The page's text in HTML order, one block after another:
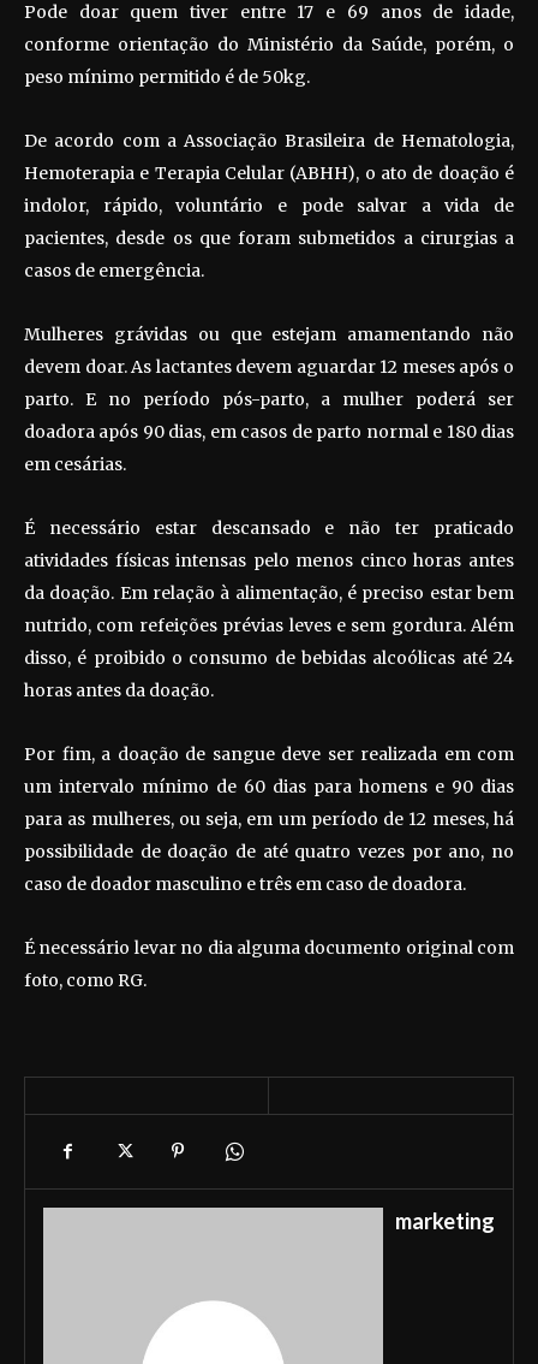
Pode doar quem tiver entre 17 e 69 anos de idade,
conforme orientação do Ministério da Saúde, porém, o
peso mínimo permitido é de 50kg.
De acordo com a Associação Brasileira de Hematologia,
Hemoterapia e Terapia Celular (ABHH), o ato de doação é
indolor, rápido, voluntário e pode salvar a vida de
pacientes, desde os que foram submetidos a cirurgias a
casos de emergência.
Mulheres grávidas ou que estejam amamentando não
devem doar. As lactantes devem aguardar 12 meses após o
parto. E no período pós-parto, a mulher poderá ser
doadora após 90 dias, em casos de parto normal e 180 dias
em cesárias.
É necessário estar descansado e não ter praticado
atividades físicas intensas pelo menos cinco horas antes
da doação. Em relação à alimentação, é preciso estar bem
nutrido, com refeições prévias leves e sem gordura. Além
disso, é proibido o consumo de bebidas alcoólicas até 24
horas antes da doação.
Por fim, a doação de sangue deve ser realizada em com
um intervalo mínimo de 60 dias para homens e 90 dias
para as mulheres, ou seja, em um período de 12 meses, há
possibilidade de doação de até quatro vezes por ano, no
caso de doador masculino e três em caso de doadora.
É necessário levar no dia alguma documento original com
foto, como RG.
marketing